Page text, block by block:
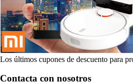
Los últimos cupones de descuento para
Contacta con nosotros